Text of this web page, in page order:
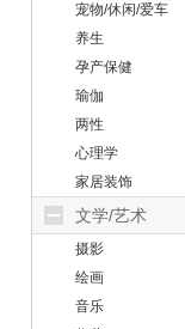
宠物/休闲/爱车
养生
孕产保健
瑜伽
两性
心理学
家居装饰
文学/艺术
摄影
绘画
音乐